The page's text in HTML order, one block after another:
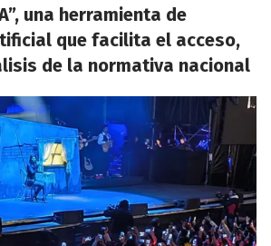
una herramienta de
que facilita el acceso,
de la normativa nacional